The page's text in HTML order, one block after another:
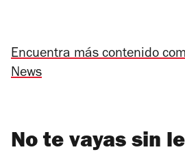
Encuentra más contenido
News
No te vayas sin